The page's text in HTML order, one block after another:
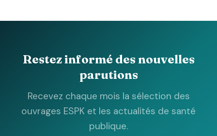
Restez informé des nouvelles
parutions
Recevez chaque mois la sélection des
ouvrages ESPK et les actualités de santé
publique.